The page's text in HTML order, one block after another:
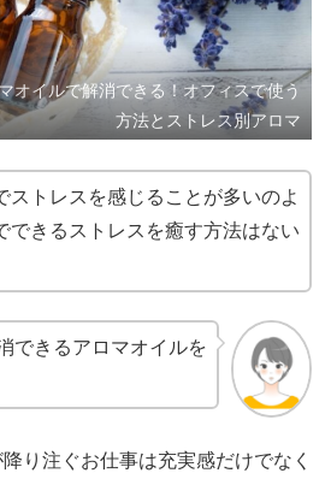
オイルで解消できる！オフィスで使う
方法とストレス別アロマ
ストレスを感じることが多いのよ
できるストレスを癒す方法はない
できるアロマオイルを
り注ぐお仕事は充実感だけでなく